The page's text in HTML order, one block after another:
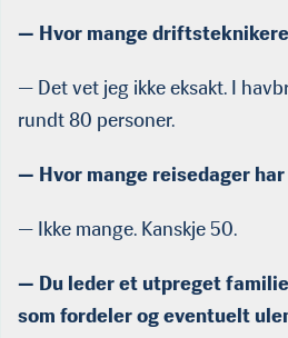
— Hvor mange
— Det vet jeg ikke eksakt. I
rundt 80 personer.
— Hvor mange reisedager har
— Ikke mange. Kanskje 50.
— Du leder et utpreget
som fordeler og eventuelt